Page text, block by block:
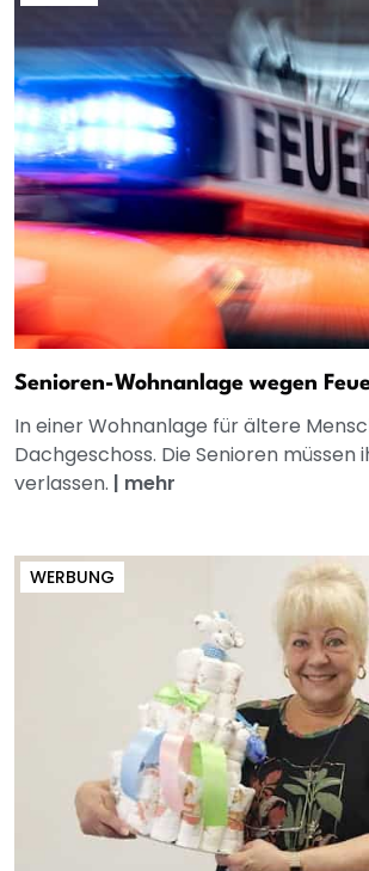
Senioren-Wohnanlage wegen
In einer Wohnanlage für ältere
Dachgeschoss. Die Senioren müssen
verlassen. | mehr
WERBUNG